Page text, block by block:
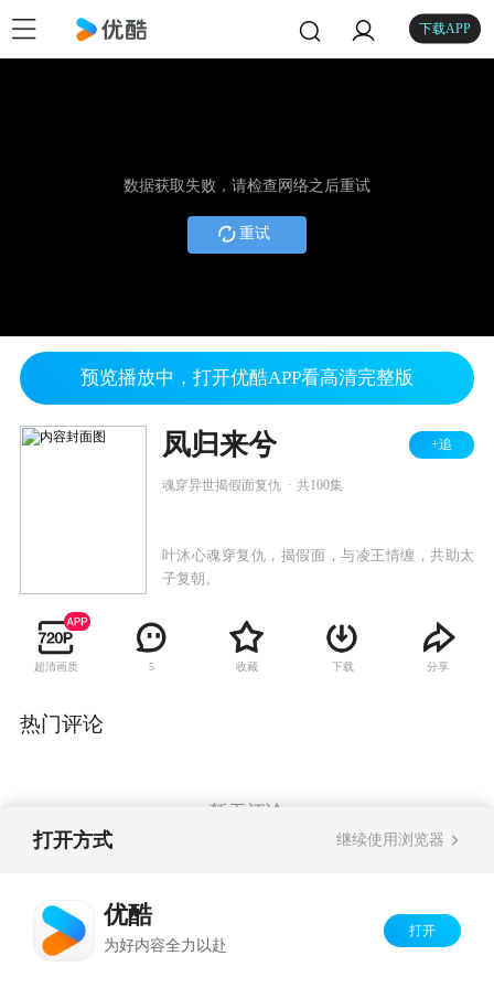
下载APP
数据获取失败，请检查网络之后重试
重试
预览播放中，打开优酷APP看高清完整版
凤归来兮 +追
魂穿异世揭假面复仇 共100集
叶沐心魂穿复仇，揭假面，与凌王情缠，共助太
子复朝。
超清画质 5 收藏 下载 分享
热门评论
暂无评论
打开方式 继续使用浏览器
优酷
为好内容全力以赴
打开